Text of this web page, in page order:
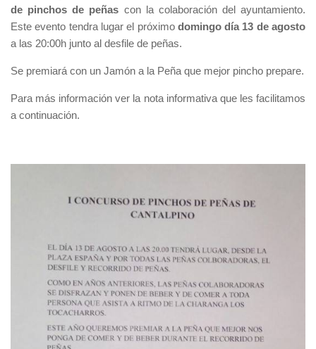
de pinchos de peñas con la colaboración del ayuntamiento.
Este evento tendra lugar el próximo domingo día 13 de agosto
a las 20:00h junto al desfile de peñas.
Se premiará con un Jamón a la Peña que mejor pincho prepare.
Para más información ver la nota informativa que les facilitamos
a continuación.